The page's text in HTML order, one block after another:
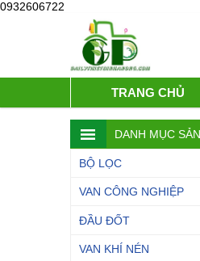
0932606722
TRANG CHỦ
DANH MỤC
BỘ LỌC
VAN CÔNG NGHIỆP
ĐẦU ĐỐT
VAN KHÍ NÉN